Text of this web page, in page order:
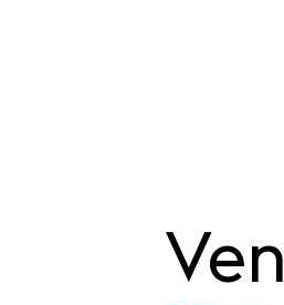
SKIP TO CONTENT